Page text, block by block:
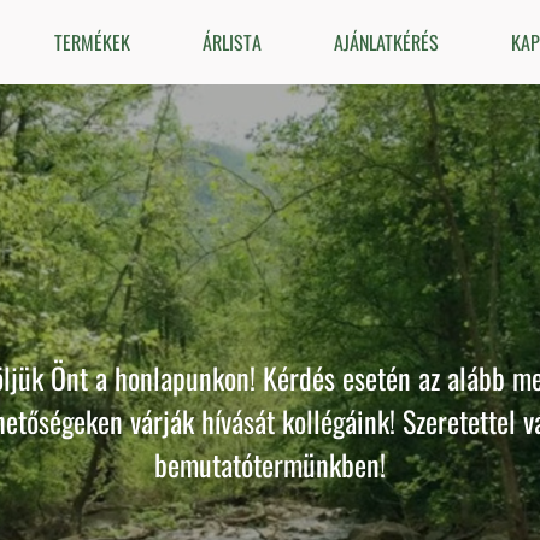
TERMÉKEK
FŰRÉSZÁRU
HÖRMANN TERMÉKEK
ÉS BÚTORGYÁRTÁS
ÚJ TERMÉK
ÁRLISTA AJÁNLATKÉRÉS
Önt a honlapunkon! Kérdés esetén az alább
várják hívását kollégáink! Szeretettel
bemutatótermünkben!